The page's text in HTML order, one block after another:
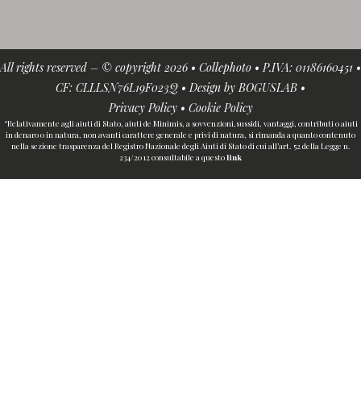
All rights reserved – © copyright 2026 • Collephoto • P.IVA: 01186160451 •
CF: CLLLSN76L19F023Q • Design byBOGUSLAB •
Privacy Policy• Cookie Policy
“Relativamente agli aiuti di Stato, aiuti de Minimis, a sovvenzioni,sussidi, vantaggi, contributi o aiuti
in denaro o in natura, non avanti carattere generale e privi di natura, si rimanda a quanto contenuto
nella sezione trasparenza del Registro Nazionale degli Aiuti di Stato di cui all’art. 52 della Legge n.
234/2012 consultabile a questolink